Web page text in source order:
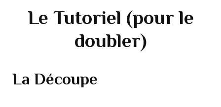
Le Tutoriel (pour le
doubler)
La Découpe